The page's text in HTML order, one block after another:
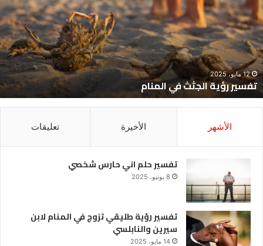
في
المنام
12 مايو، 2025
تفسير رؤية الجثث في المنام
الأشهر الأخيرة تعليقات
تفسير حلم اني حارس شخصي
8 يونيو، 2025
تفسير رؤية طليقي تزوج في المنام لابن
سيرين والنابلسي
14 مايو، 2025